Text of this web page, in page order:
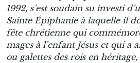
1992, s’est soudain su investi
Sainte Épiphanie à laquelle il
fête chrétienne qui
mages à l’enfant Jésus et qui a
ou galettes des rois en